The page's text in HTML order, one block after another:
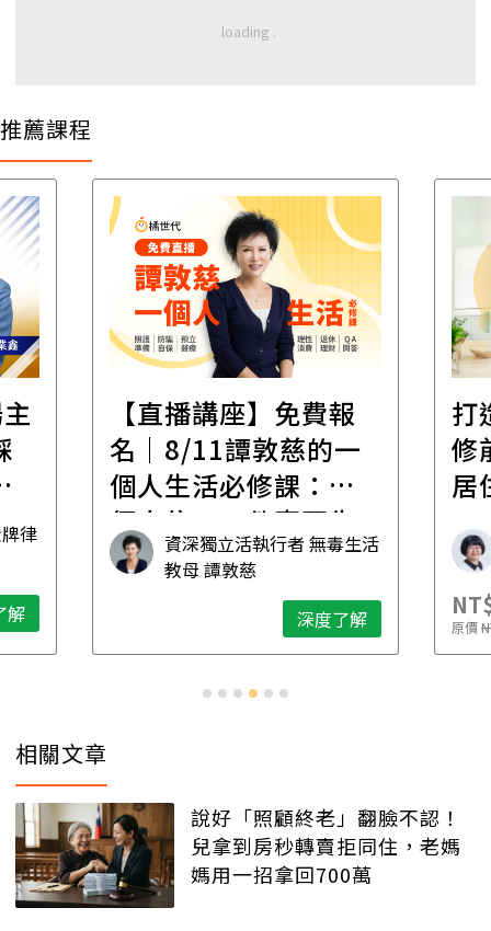
推薦課程
活
解
打造安心住的家｜裝
修前必懂！住到老的
居住規劃全攻略
林黛羚
深度了解
遺
財
產
原價
相關文章
說好「照顧終老」翻臉不認！
兒拿到房秒轉賣拒同住，老媽
媽用一招拿回700萬